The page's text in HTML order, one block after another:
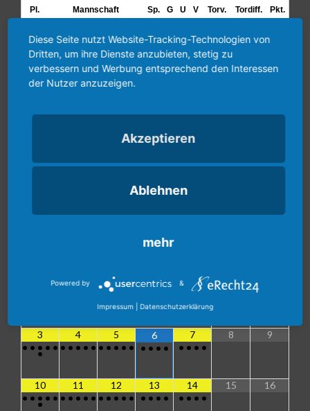
August2026
M
3
• • • • •
•
4
• • • • •
5
• • • • •
6
• • • •
7
• • • •
8 9
10
• • • • •
•
11
• • • • •
12
• • • • •
13
• • • •
14
• • • •
15 16
Diese Seite nutzt Website-Tracking-Technologien von
Dritten, um ihre Dienste anzubieten, stetig zu
verbessern und Werbung entsprechend den Interessen
der Nutzer anzuzeigen.
Akzeptieren
Ablehnen
mehr
Powered by &
Impressum Datenschutzerklärung